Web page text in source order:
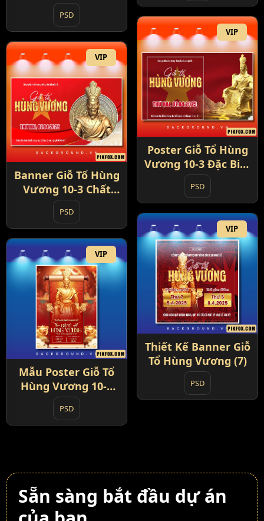
PSD
VIP
Poster Giỗ Tổ Hùng
Vương 10-3 Đặc Biệt
(5)
PSD
VIP
Banner Giỗ Tổ Hùng
Vương 10-3 Chất
Lượng (6)
PSD
VIP
Thiết Kế Banner Giỗ
Tổ Hùng Vương (7)
PSD
VIP
Mẫu Poster Giỗ Tổ
Hùng Vương 10-3
Âm Lịch (8)
PSD
Sẵn sàng bắt đầu dự án